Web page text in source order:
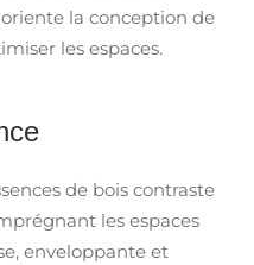
la conception de
les espaces.
de bois contraste
les espaces
enveloppante et